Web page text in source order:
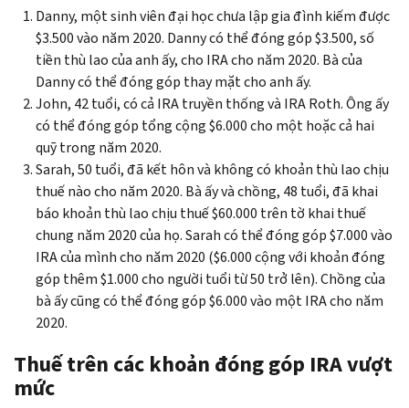
Danny, một sinh viên đại học chưa lập gia đình kiếm được
$3.500 vào năm 2020. Danny có thể đóng góp $3.500, số
tiền thù lao của anh ấy, cho IRA cho năm 2020. Bà của
Danny có thể đóng góp thay mặt cho anh ấy.
John, 42 tuổi, có cả IRA truyền thống và IRARoth. Ông ấy
có thể đóng góp tổng cộng $6.000 cho một hoặc cả hai
quỹ trong năm 2020.
Sarah, 50 tuổi, đã kết hôn và không có khoản thù lao chịu
thuế nào cho năm 2020. Bà ấy và chồng, 48 tuổi, đã khai
báo khoản thù lao chịu thuế $60.000 trên tờ khai thuế
chung năm 2020 của họ. Sarah có thể đóng góp $7.000 vào
IRA của mình cho năm 2020 ($6.000 cộng với khoản đóng
góp thêm $1.000 cho người tuổi từ 50 trở lên). Chồng của
bà ấy cũng có thể đóng góp $6.000 vào một IRA cho năm
2020.
Thuế trên các khoản đóng góp IRA vượt
mức